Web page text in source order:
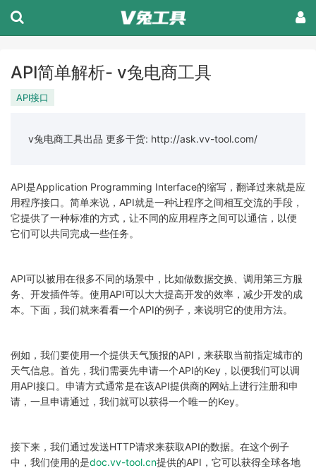
API简单解析- v兔电商工具
API接口
v兔电商工具出品 更多干货: http://ask.vv-tool.com/
API是Application Programming Interface的缩写，翻译过来就是应
用程序接口。简单来说，API就是一种让程序之间相互交流的手段，
它提供了一种标准的方式，让不同的应用程序之间可以通信，以便
它们可以共同完成一些任务。
API可以被用在很多不同的场景中，比如做数据交换、调用第三方服
务、开发插件等。使用API可以大大提高开发的效率，减少开发的成
本。下面，我们就来看看一个API的例子，来说明它的使用方法。
例如，我们要使用一个提供天气预报的API，来获取当前指定城市的
天气信息。首先，我们需要先申请一个API的Key，以便我们可以调
用API接口。申请方式通常是在该API提供商的网站上进行注册和申
请，一旦申请通过，我们就可以获得一个唯一的Key。
接下来，我们通过发送HTTP请求来获取API的数据。在这个例子
中，我们使用的是doc.vv-tool.cn提供的API，它可以获得全球各地